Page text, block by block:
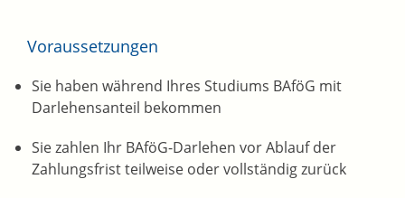
Voraussetzungen
Sie haben während Ihres Studiums BAföG mit
Darlehensanteil bekommen
Sie zahlen Ihr BAföG-Darlehen vor Ablauf der
Zahlungsfrist teilweise oder vollständig zurück